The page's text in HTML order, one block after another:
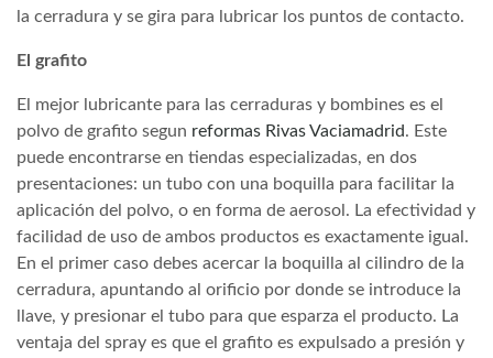
la cerradura y se gira para lubricar los puntos de contacto.
El grafito
El mejor lubricante para las cerraduras y bombines es el
polvo de grafito segun reformas Rivas Vaciamadrid. Este
puede encontrarse en tiendas especializadas, en dos
presentaciones: un tubo con una boquilla para facilitar la
aplicación del polvo, o en forma de aerosol. La efectividad y
facilidad de uso de ambos productos es exactamente igual.
En el primer caso debes acercar la boquilla al cilindro de la
cerradura, apuntando al orificio por donde se introduce la
llave, y presionar el tubo para que esparza el producto. La
ventaja del spray es que el grafito es expulsado a presión y